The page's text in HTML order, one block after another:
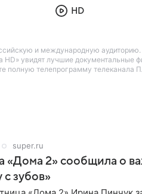
HD
и международную
HD» увидят лучшие
полную телепрограмму телеканала
super.ru
«Дома 2» сообщила о
с зубов»